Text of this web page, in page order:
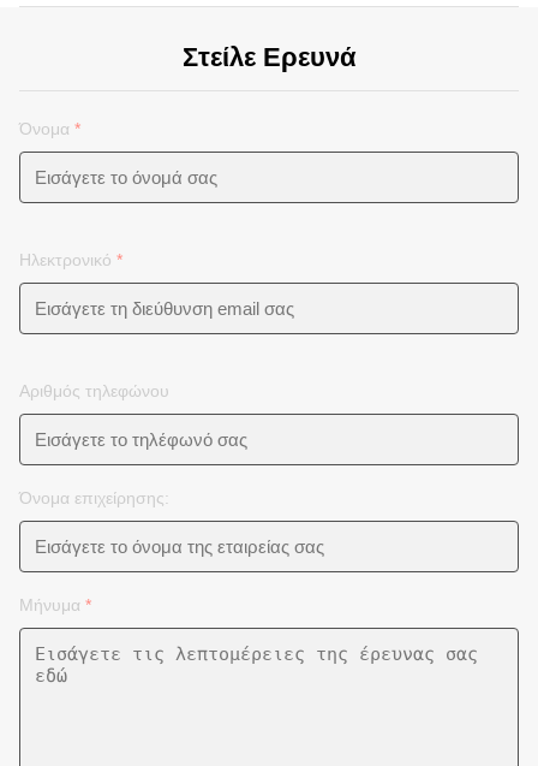
Στείλε Ερευνά
Όνομα *
Ηλεκτρονικό *
Αριθμός τηλεφώνου
Όνομα επιχείρησης:
Μήνυμα *